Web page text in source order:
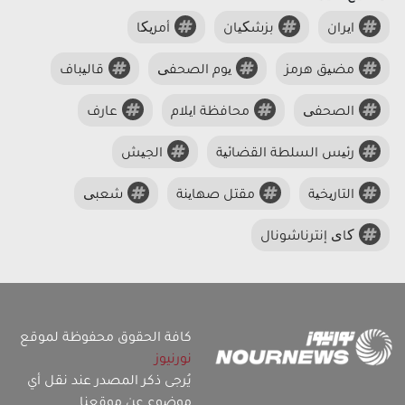
ایران بزشکیان أمریکا
مضیق هرمز یوم الصحفی قالیباف
الصحفی محافظة ایلام عارف
رئیس السلطة القضائیة الجیش
التاریخیة مقتل صهاینة شعبی
کای إنترناشونال
كافة الحقوق محفوظة لموقع
نورنيوز
يُرجى ذكر المصدر عند نقل أي